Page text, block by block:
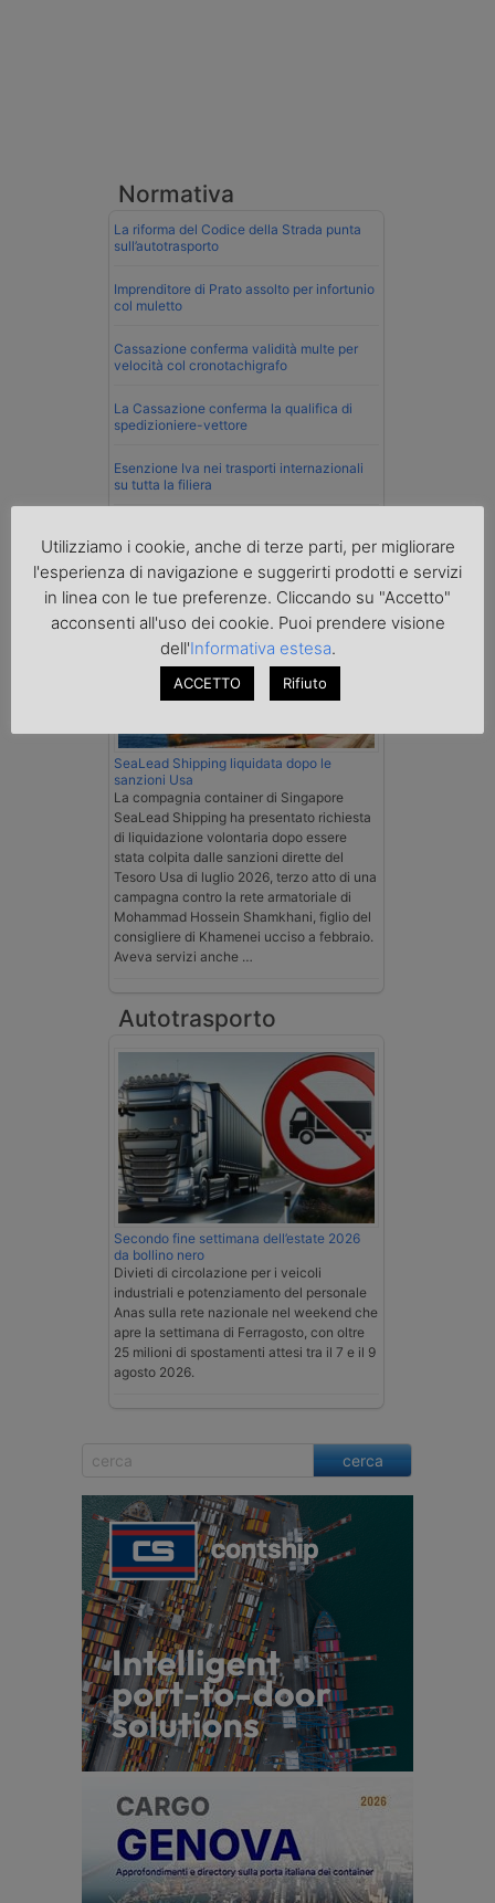
Normativa
La riforma del Codice della Strada punta
sull’autotrasporto
Imprenditore di Prato assolto per infortunio
col muletto
Cassazione conferma validità multe per
velocità col cronotachigrafo
La Cassazione conferma la qualifica di
spedizioniere-vettore
Esenzione Iva nei trasporti internazionali
su tutta la filiera
Mare
SeaLead Shipping liquidata dopo le
sanzioni Usa
La compagnia container di Singapore
SeaLead Shipping ha presentato richiesta
di liquidazione volontaria dopo essere
stata colpita dalle sanzioni dirette del
Tesoro Usa di luglio 2026, terzo atto di una
campagna contro la rete armatoriale di
Mohammad Hossein Shamkhani, figlio del
consigliere di Khamenei ucciso a febbraio.
Aveva servizi anche …
Autotrasporto
Secondo fine settimana dell’estate 2026
da bollino nero
Divieti di circolazione per i veicoli
industriali e potenziamento del personale
Anas sulla rete nazionale nel weekend che
apre la settimana di Ferragosto, con oltre
25 milioni di spostamenti attesi tra il 7 e il 9
agosto 2026.
cerca
Utilizziamo i cookie, anche di terze parti, per migliorare
l'esperienza di navigazione e suggerirti prodotti e servizi
in linea con le tue preferenze. Cliccando su "Accetto"
acconsenti all'uso dei cookie. Puoi prendere visione
dell'Informativa estesa.
ACCETTO Rifiuto